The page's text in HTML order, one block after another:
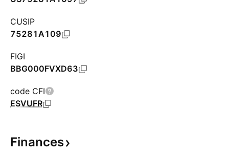
CUSIP
75281A109
FIGI
BBG000FVXD63
code CFI
ESVUFR
Finances